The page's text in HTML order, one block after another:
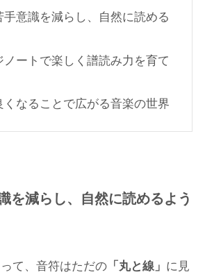
手意識を減らし、自然に読める
ノートで楽しく譜読み力を育て
くなることで広がる音楽の世界
を減らし、自然に読めるよう
て、音符はただの「丸と線」 に見